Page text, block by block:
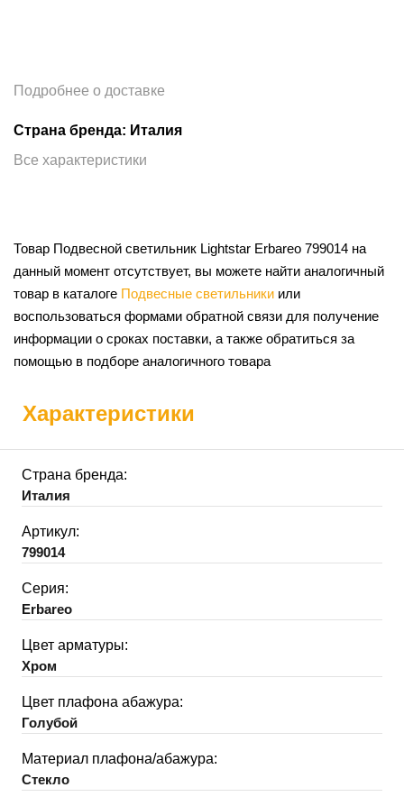
Подробнее о доставке
Страна бренда: Италия
Все характеристики
Товар Подвесной светильник Lightstar Erbareo 799014 на
данный момент отсутствует, вы можете найти аналогичный
товар в каталоге Подвесные светильники или
воспользоваться формами обратной связи для получение
информации о сроках поставки, а также обратиться за
помощью в подборе аналогичного товара
Характеристики
Страна бренда:
Италия
Артикул:
799014
Серия:
Erbareo
Цвет арматуры:
Хром
Цвет плафона абажура:
Голубой
Материал плафона/абажура:
Стекло